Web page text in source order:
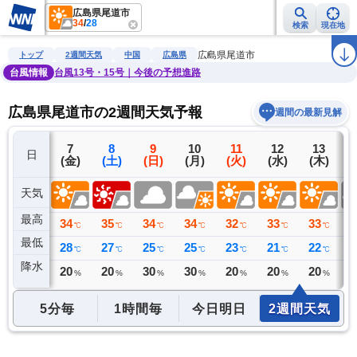
広島県尾道市
34/28 検索 現在地
雨雲レーダー 台風情報 地震情報 警報・注意報 ラ
トップ 2週間天気 中国 広島県
広島県尾道市
台風情報
台風13号・15号｜今後の予想進路
広島県尾道市の2週間天気予報 週間の最新見解
日
天気
最高
最低
降水
6
(木)
36 ℃
28 ℃
0 ミリ
7
(金)
34 ℃
28 ℃
20 %
8
(土)
35 ℃
27 ℃
20 %
9
(日)
34 ℃
25 ℃
30 %
10
(月)
34 ℃
25 ℃
30 %
11
(火)
32 ℃
23 ℃
20 %
12
(水)
33 ℃
21 ℃
20 %
13
(木)
33 ℃
22 ℃
20 %
5分毎 1時間毎 今日明日 2週間天気